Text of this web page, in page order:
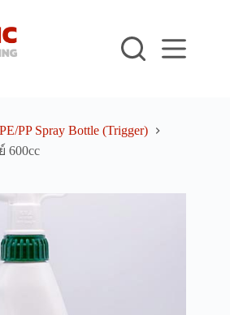
PP Spray Bottle (Trigger)
600cc